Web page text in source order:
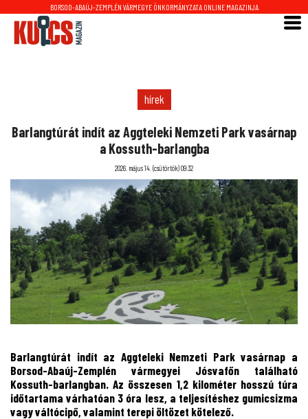
BORSOD-ABAÚJ-ZEMPLÉN VÁRMEGYE ÖNKORMÁNYZATA ONLINE MAGAZINJA
hírek
Barlangtúrát indít az Aggteleki Nemzeti Park vasárnap
a Kossuth-barlangba
2026. május 14. (csütörtök) 09:32
Barlangtúrát indít az Aggteleki Nemzeti Park vasárnap a
Borsod-Abaúj-Zemplén vármegyei Jósvafőn található
Kossuth-barlangban. Az összesen 1,2 kilométer hosszú túra
időtartama várhatóan 3 óra lesz, a teljesítéshez gumicsizma
vagy váltócipő, valamint terepi öltözet kötelező.